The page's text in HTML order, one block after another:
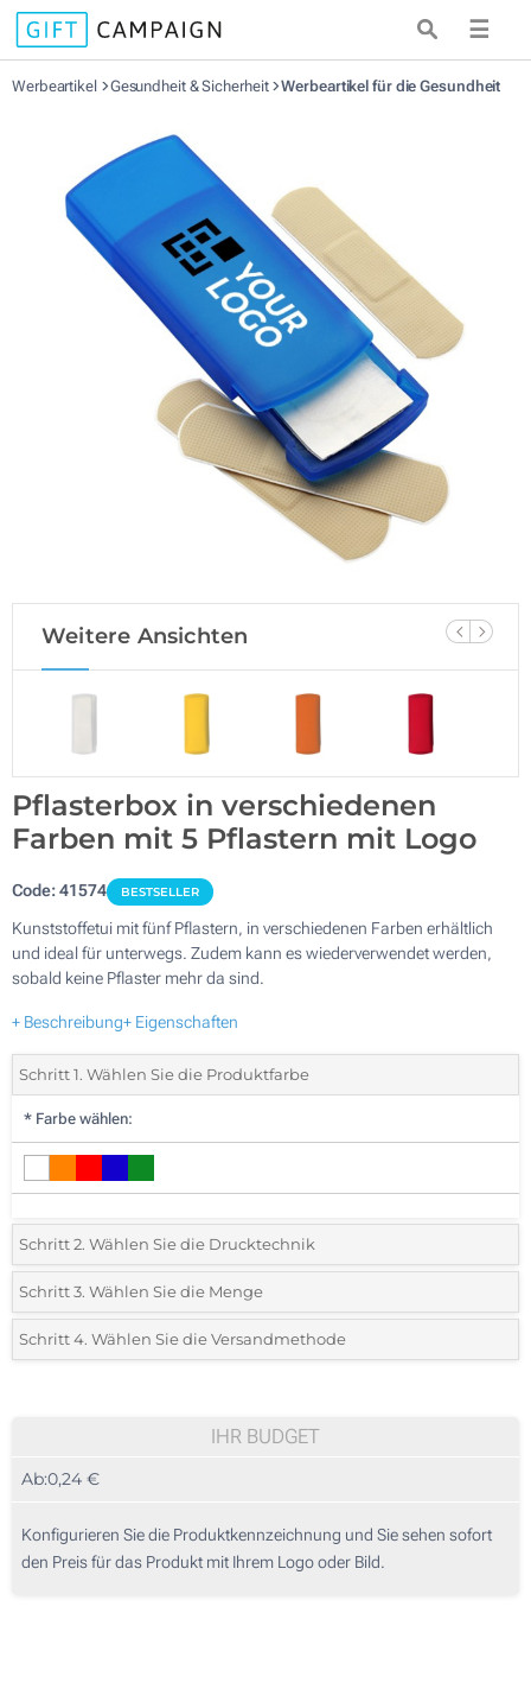
☰
Werbeartikel Gesundheit & Sicherheit Werbeartikel für die Gesundheit
Weitere Ansichten
Pflasterbox in verschiedenen
Farben mit 5 Pflastern mit Logo
Code:41574 BESTSELLER
Kunststoffetui mit fünf Pflastern, in verschiedenen Farben erhältlich
und ideal für unterwegs. Zudem kann es wiederverwendet werden,
sobald keine Pflaster mehr da sind.
+ Beschreibung+ Eigenschaften
Schritt 1. Wählen Sie die Produktfarbe
* Farbe wählen:
Schritt 2. Wählen Sie die Drucktechnik
*Wählen Sie die Druck- und Farbtechniken für Ihr Logo:
1 Farbig (Auf einer Seite)
Schritt 3. Wählen Sie die Menge
*Bitte wählen Sie Ihre gewünschte Menge
100
250
500
Schritt 4. Wählen Sie die Versandmethode
IHR BUDGET
Ab:0,24 €
Konfigurieren Sie die Produktkennzeichnung und Sie sehen sofort
den Preis für das Produkt mit Ihrem Logo oder Bild.